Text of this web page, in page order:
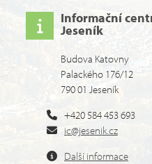
Informační
Jeseník
Budova Katovny
Palackého 176/12
790 01 Jeseník
+420 584 453 693
ic@jesenik.cz
Další informace